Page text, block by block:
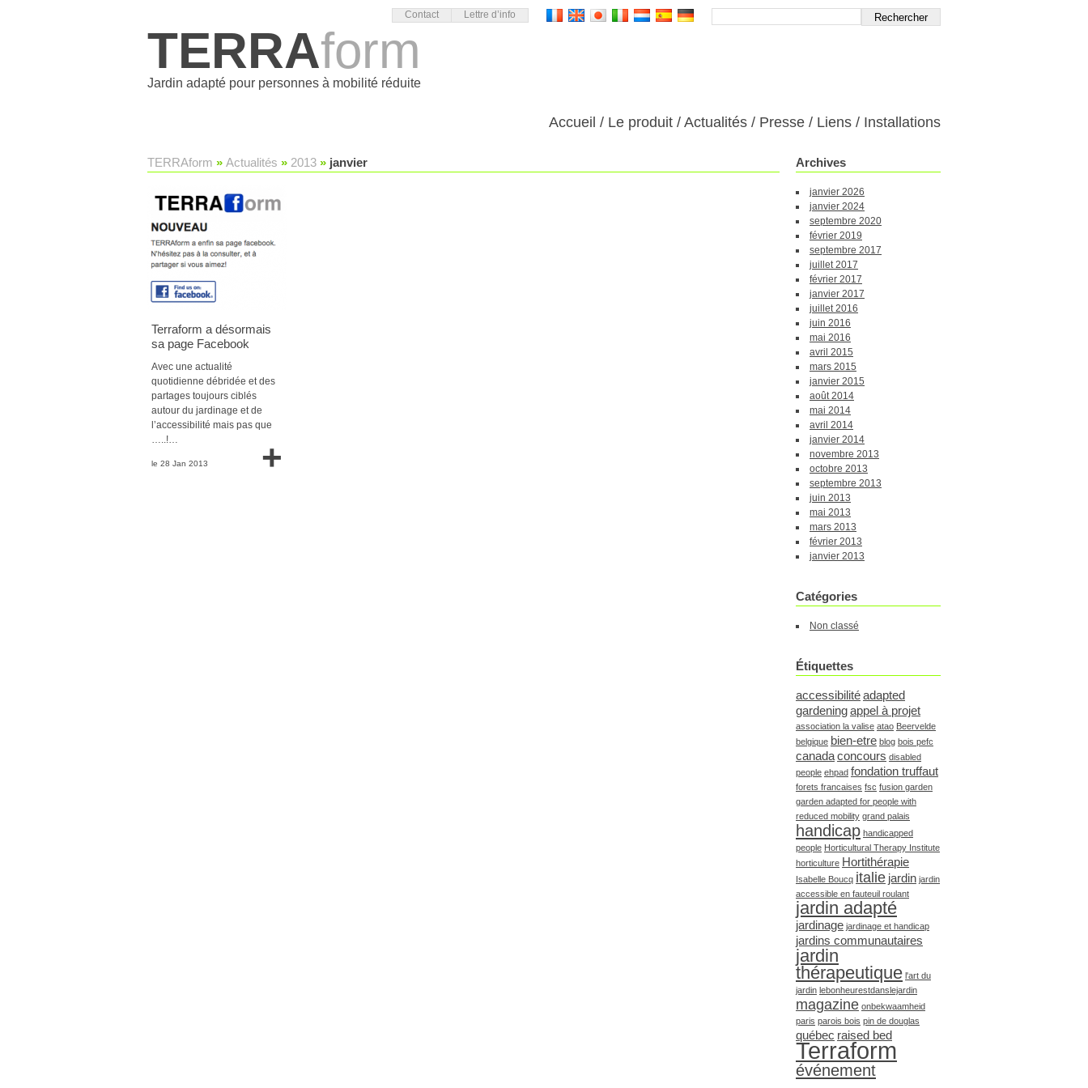
Contact Lettre d’info
TERRAform
Jardin adapté pour personnes à mobilité réduite
Accueil Le produit Actualités Presse Liens Installations
TERRAform » Actualités » 2013 » janvier
Terraform a désormais
sa page Facebook
Avec une actualité
quotidienne débridée et des
partages toujours ciblés
autour du jardinage et de
l’accessibilité mais pas que
…..!…
le 28 Jan 2013 +
Archives
janvier 2026
janvier 2024
septembre 2020
février 2019
septembre 2017
juillet 2017
février 2017
janvier 2017
juillet 2016
juin 2016
mai 2016
avril 2015
mars 2015
janvier 2015
août 2014
mai 2014
avril 2014
janvier 2014
novembre 2013
octobre 2013
septembre 2013
juin 2013
mai 2013
mars 2013
février 2013
janvier 2013
Catégories
Non classé
Étiquettes
accessibilitéadapted
gardeningappel à projet
association la valise atao Beervelde
belgique bien-etre blog bois pefc
canadaconcours disabled
people ehpad fondation truffaut
forets francaises fsc fusion garden
garden adapted for people with
reduced mobility grand palais
handicap handicapped
people Horticultural Therapy Institute
horticulture Hortithérapie
Isabelle Boucq italie jardin jardin
accessible en fauteuil roulant
jardin adapté
jardinage jardinage et handicap
jardins communautaires
jardin
thérapeutique l'art du
jardin lebonheurestdanslejardin
magazine onbekwaamheid
paris parois bois pin de douglas
québec raised bed
Terraform
événement